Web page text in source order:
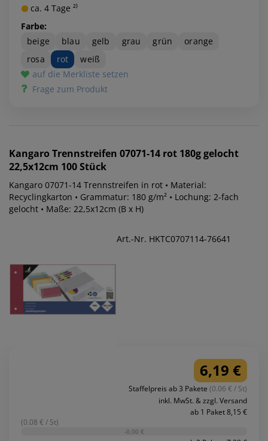
ca. 4 Tage ²⁾
Farbe:
beige
blau gelb grau grün
orange
rosa
rot
weiß
auf die Merkliste setzen
Frage zum Produkt
Kangaro Trennstreifen 07071-14 rot 180g gelocht
22,5x12cm 100 Stück
Kangaro 07071-14 Trennstreifen in rot • Material:
Recyclingkarton • Grammatur: 180 g/m² • Lochung: 2-fach
gelocht • Maße: 22,5x12cm (B x H)
Art.-Nr. HKTC0707114-76641
6,19 €
Staffelpreis ab 3 Pakete (0.06 € / St)
inkl. MwSt. & zzgl. Versand
ab 1 Paket 8,15 €
(0.08 € / St)
-0,00 €